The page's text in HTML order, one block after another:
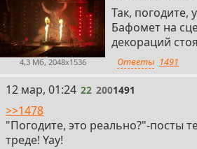
4,3 Мб, 2048x1536
Так, погодите,
Бафомет на
декораций
Ответы 1491
22
12 мар, 01:24 22 2001491
>>1478
"Погодите, это реально?"-посты
треде! Yay!